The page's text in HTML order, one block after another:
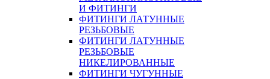
И ФИТИНГИ
ФИТИНГИ ЛАТУННЫЕ
РЕЗЬБОВЫЕ
ФИТИНГИ ЛАТУННЫЕ
РЕЗЬБОВЫЕ
НИКЕЛИРОВАННЫЕ
ФИТИНГИ ЧУГУННЫЕ